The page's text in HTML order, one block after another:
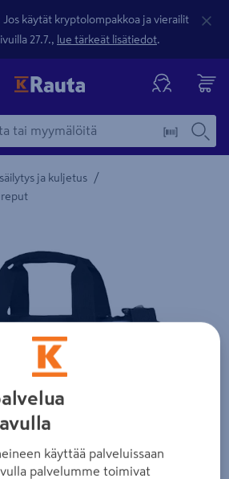
käytät kryptolompakkoa ja vierailit
27.7., lue tärkeät lisätiedot.
ja kuljetus /
löytyy Tuotteen kuvaus -
käyttää palveluissaan
palvelumme toimivat